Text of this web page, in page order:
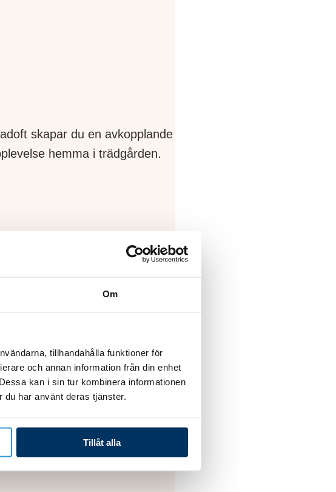
Om
tillhandahålla funktioner för
och annan information från din enhet
kan i sin tur kombinera informationen
du har använt deras tjänster.
Tillåt alla
skapar du en avkopplande
hemma i trädgården.
till avancerade